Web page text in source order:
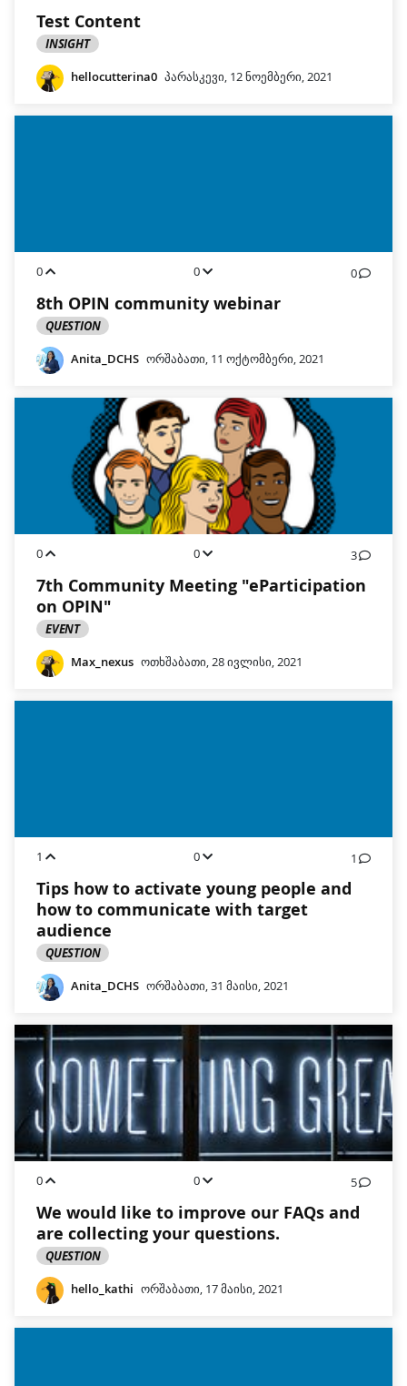
Test Content
INSIGHT
hellocutterina0 პარასკევი, 12 ნოემბერი, 2021
0 0 0
8th OPIN community webinar
QUESTION
Anita_DCHS ორშაბათი, 11 ოქტომბერი, 2021
0 0 3
7th Community Meeting "eParticipation
on OPIN"
EVENT
Max_nexus ოთხშაბათი, 28 ივლისი, 2021
1 0 1
Tips how to activate young people and
how to communicate with target
audience
QUESTION
Anita_DCHS ორშაბათი, 31 მაისი, 2021
0 0 5
We would like to improve our FAQs and
are collecting your questions.
QUESTION
hello_kathi ორშაბათი, 17 მაისი, 2021